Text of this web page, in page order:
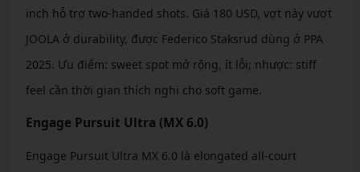
inch hỗ trợ two-handed shots. Giá 180 USD, vợt này vượt
JOOLA ở durability, được Federico Staksrud dùng ở PPA
2025. Ưu điểm: sweet spot mở rộng, ít lỗi; nhược: stiff
feel cần thời gian thích nghi cho soft game.
Engage Pursuit Ultra (MX 6.0)
Engage Pursuit Ultra MX 6.0 là elongated all-court